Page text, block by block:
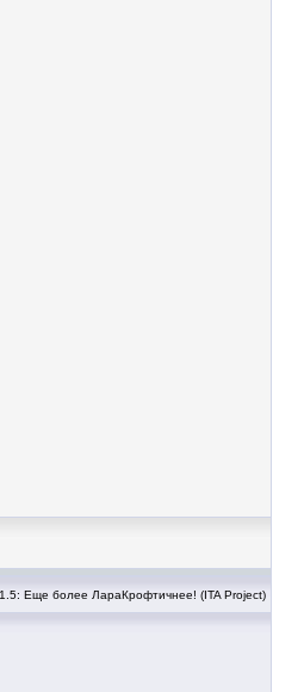
Еще более ЛараКрофтичнее! (ITA Project)